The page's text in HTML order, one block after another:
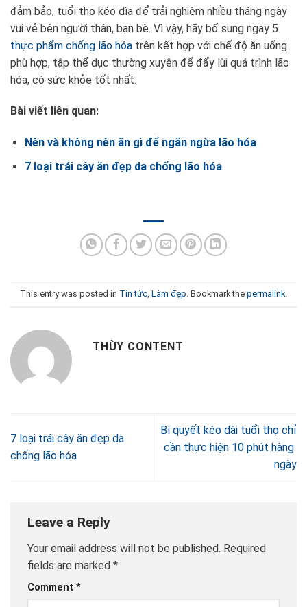
đảm bảo, tuổi thọ kéo dìa để trải nghiệm nhiều tháng ngày
vui vẻ bên người thân, bạn bè. Vì vậy, hãy bổ sung ngay 5
thực phẩm chống lão hóa trên kết hợp với chế độ ăn uống
phù hợp, tập thể dục thường xuyên để đẩy lùi quá trình lão
hóa, có sức khỏe tốt nhất.
Bài viết liên quan:
Nên và không nên ăn gì để ngăn ngừa lão hóa
7 loại trái cây ăn đẹp da chống lão hóa
This entry was posted in Tin tức, Làm đẹp. Bookmark the permalink.
THÙY CONTENT
7 loại trái cây ăn đẹp da
chống lão hóa
Bí quyết kéo dài tuổi thọ chỉ
cần thực hiện 10 phút hàng
ngày
Leave a Reply
Your email address will not be published. Required
fields are marked *
Comment *